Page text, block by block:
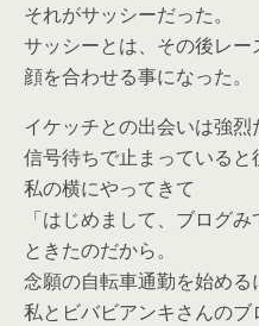
それがサッシーだった。
サッシーとは、その後レー
顔を合わせる事になった。
イケッチとの出会いは強烈
信号待ちで止まっていると
私の横にやってきて
「はじめまして、ブログみ
ときたのだから。
念願の自転車通勤を始める
私とビバビアンキさんのブ